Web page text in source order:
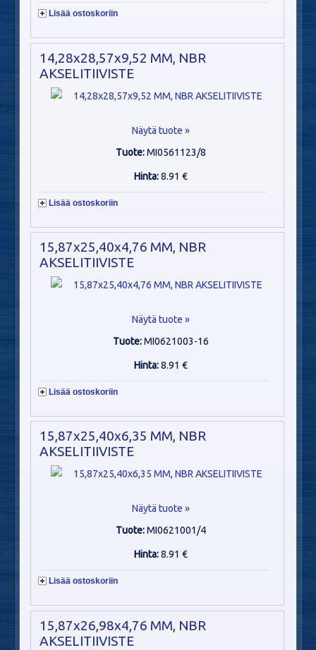
Lisää ostoskoriin
14,28x28,57x9,52 MM, NBR
AKSELITIIVISTE
Näytä tuote »
Tuote:MI0561123/8
Hinta:8.91 €
Lisää ostoskoriin
15,87x25,40x4,76 MM, NBR
AKSELITIIVISTE
Näytä tuote »
Tuote:MI0621003-16
Hinta:8.91 €
Lisää ostoskoriin
15,87x25,40x6,35 MM, NBR
AKSELITIIVISTE
Näytä tuote »
Tuote:MI0621001/4
Hinta:8.91 €
Lisää ostoskoriin
15,87x26,98x4,76 MM, NBR
AKSELITIIVISTE